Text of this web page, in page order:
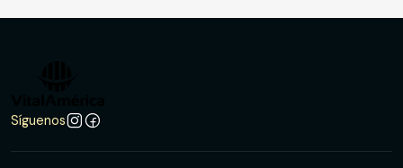
Síguenos